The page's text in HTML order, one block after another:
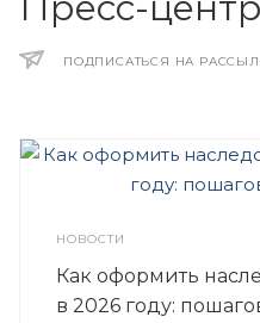
ПОДПИСАТЬСЯ НА
НОВОСТИ
Как оформить
в 2026 году: